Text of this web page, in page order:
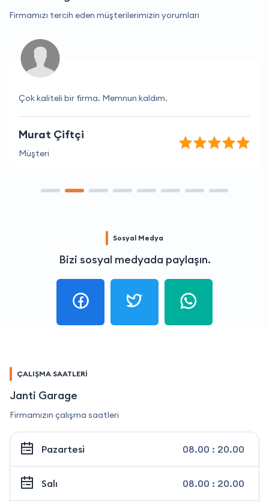
Firmamızı tercih eden müşterilerimizin yorumları
Çok kaliteli bir firma. Memnun kaldım.
Murat Çiftçi
Müşteri
Sosyal Medya
Bizi sosyal medyada paylaşın.
ÇALIŞMA SAATLERİ
Janti Garage
Firmamızın çalışma saatleri
Pazartesi 08.00 : 20.00
Salı 08.00 : 20.00